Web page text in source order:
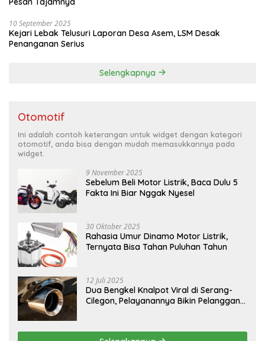
10 September 2025
Kejari Lebak Telusuri Laporan Desa Asem, LSM Desak
Penanganan Serius
Selengkapnya
Otomotif
Ini adalah contoh keterangan untuk widget dengan kategori
otomotif, anda bisa dengan mudah memasukkannya pada
widget.
9 November 2025
Sebelum Beli Motor Listrik, Baca Dulu 5
Fakta Ini Biar Nggak Nyesel
30 Oktober 2025
Rahasia Umur Dinamo Motor Listrik,
Ternyata Bisa Tahan Puluhan Tahun
12 Juli 2025
Dua Bengkel Knalpot Viral di Serang-
Cilegon, Pelayanannya Bikin Pelanggan